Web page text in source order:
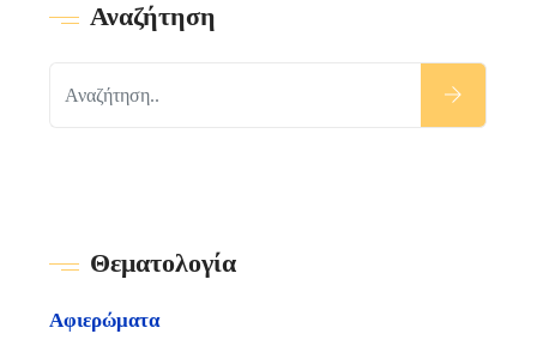
Αναζήτηση
Θεματολογία
Αφιερώματα